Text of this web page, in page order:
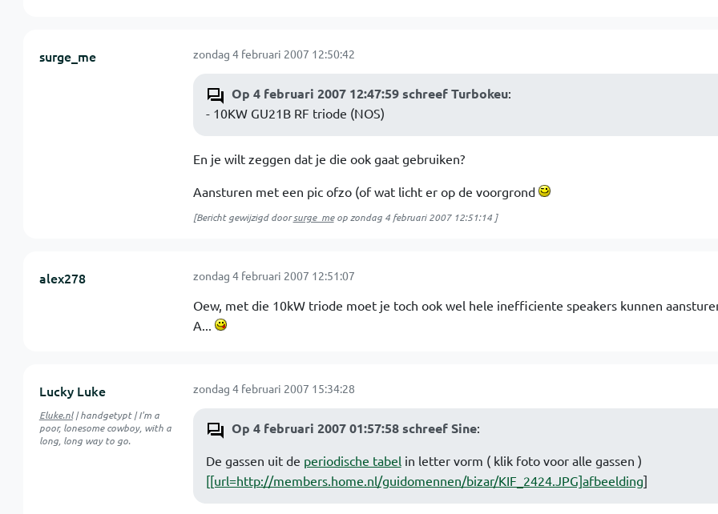
surge_me zondag 4 februari 2007 12:50:42
Op 4 februari 2007 12:47:59 schreef Turbokeu:
- 10KW GU21B RF triode (NOS)
En je wilt zeggen dat je die ook gaat gebruiken?
Aansturen met een pic ofzo (of wat licht er op de voorgrond
[Bericht gewijzigd doorsurge_meop zondag 4 februari 2007 12:51:14]
alex278 zondag 4 februari 2007 12:51:07
Oew, met die 10kW triode moet je toch ook wel hele inefficiente speakers kunnen
A...
Lucky Luke
Eluke.nl| handgetypt | I'm a
poor, lonesome cowboy, with a
long, long way to go.
zondag 4 februari 2007 15:34:28
Op 4 februari 2007 01:57:58 schreef Sine:
De gassen uit de periodische tabelin letter vorm ( klik foto voor alle gassen )
[[url=http://members.home.nl/guidomennen/bizar/KIF_2424.JPG]afbeelding]